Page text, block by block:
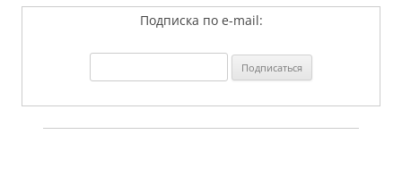
Подписка по e-mail: